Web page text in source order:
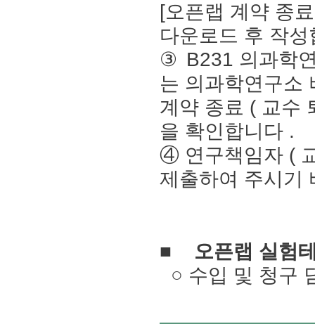
[오픈랩 계약 종
다운로드 후 작성
③ B231 의과학
는 의과학연구소
계약 종료 ( 교수
을 확인합니다 .
④ 연구책임자 (
제출하여 주시기
■ 오픈랩 실험
○ 수입 및 청구